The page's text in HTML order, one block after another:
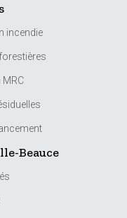
incendie
MRC
Beauce